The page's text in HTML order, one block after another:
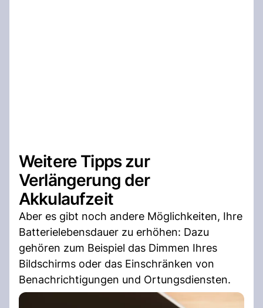
Weitere Tipps zur
Verlängerung der
Akkulaufzeit
Aber es gibt noch andere Möglichkeiten, Ihre
Batterielebensdauer zu erhöhen: Dazu
gehören zum Beispiel das Dimmen Ihres
Bildschirms oder das Einschränken von
Benachrichtigungen und Ortungsdiensten.